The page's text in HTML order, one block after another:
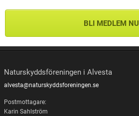
BLI MEDLEM NU
Naturskyddsföreningen i Alvesta
alvesta@naturskyddsforeningen.se
Postmottagare:
Karin Sahlström